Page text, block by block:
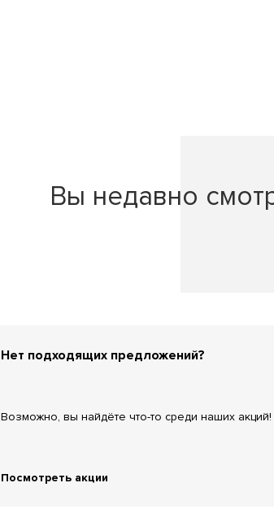
Вы недавно
Нет подходящих предложений?
Возможно, вы найдёте что-то среди наших акций!
Посмотреть акции